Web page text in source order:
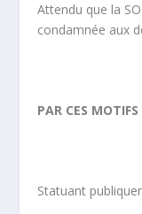
Attendu que la
condamnée aux
PAR CES MOTIFS
Statuant